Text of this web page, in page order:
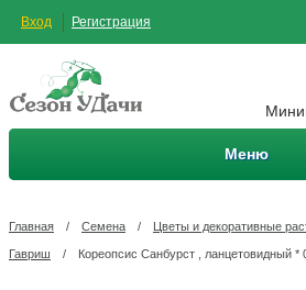
Вход Регистрация
Меню
Главная / Семена / Цветы и декоративные
Гавриш / Кореопсис Санбурст , ланцетовидный *